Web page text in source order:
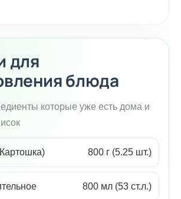
для
блюда
которые уже есть дома и
800 г (5.25 шт.)
800 мл (53 ст.л.)